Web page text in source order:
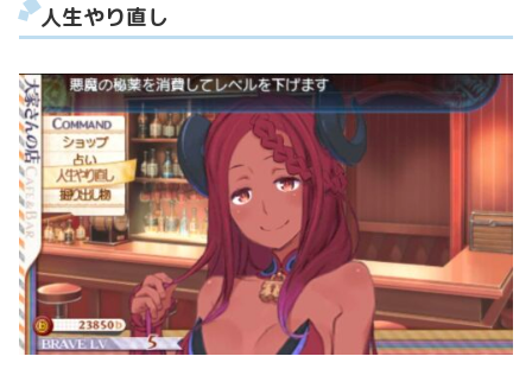
人生やり直し